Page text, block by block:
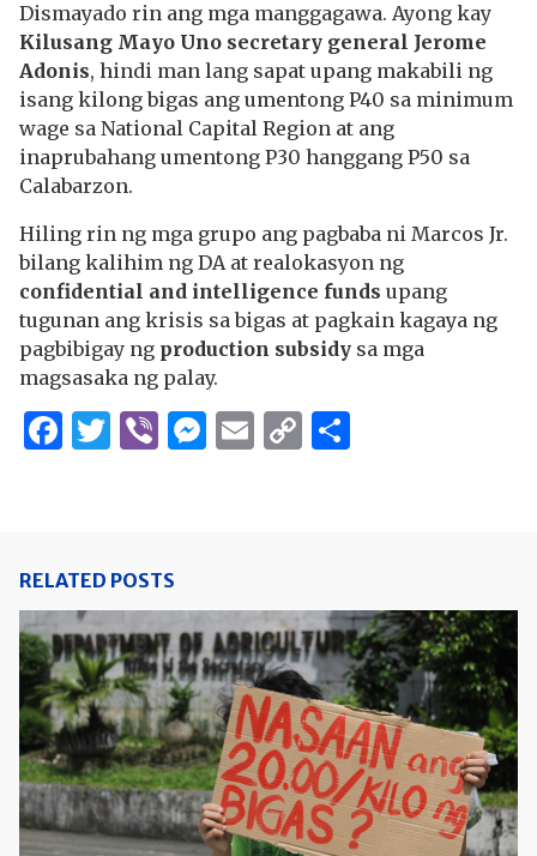
Dismayado rin ang mga manggagawa. Ayong kay
Kilusang Mayo Uno secretary general Jerome
Adonis, hindi man lang sapat upang makabili ng
isang kilong bigas ang umentong P40 sa minimum
wage sa National Capital Region at ang
inaprubahang umentong P30 hanggang P50 sa
Calabarzon.
Hiling rin ng mga grupo ang pagbaba ni Marcos Jr.
bilang kalihim ng DA at realokasyon ng
confidential and intelligence funds upang
tugunan ang krisis sa bigas at pagkain kagaya ng
pagbibigay ng production subsidy sa mga
magsasaka ng palay.
Facebook
Twitter
ViberMessenger
Email
Copy
RELATED POSTS